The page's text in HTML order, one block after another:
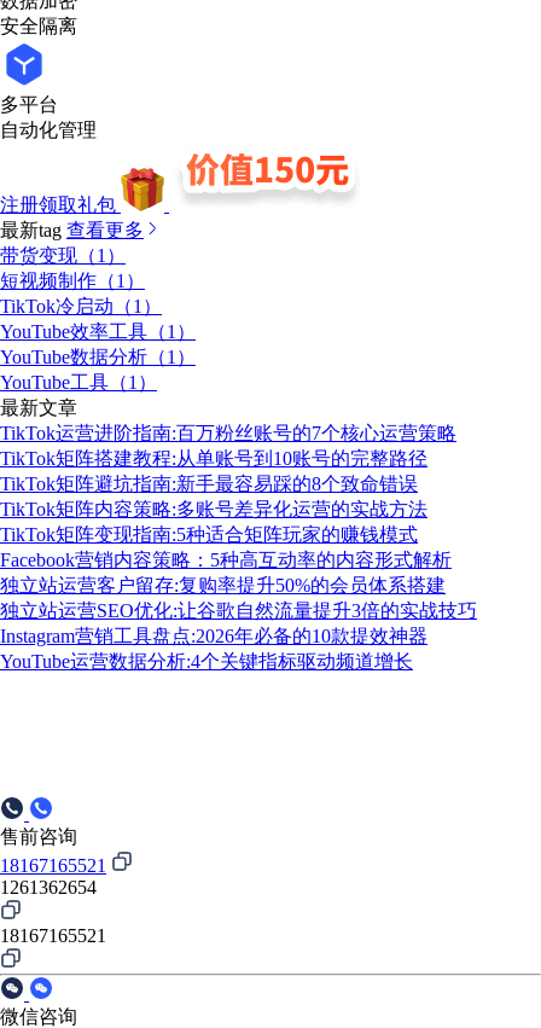
安全隔离
多平台
自动化管理
注册领取礼包
最新tag 查看更多
带货变现（1）
短视频制作（1）
TikTok冷启动（1）
YouTube效率工具（1）
YouTube数据分析（1）
YouTube工具（1）
最新文章
TikTok运营进阶指南:百万粉丝账号的7个核心运营策略
TikTok矩阵搭建教程:从单账号到10账号的完整路径
TikTok矩阵避坑指南:新手最容易踩的8个致命错误
TikTok矩阵内容策略:多账号差异化运营的实战方法
TikTok矩阵变现指南:5种适合矩阵玩家的赚钱模式
Facebook营销内容策略：5种高互动率的内容形式解析
独立站运营客户留存:复购率提升50%的会员体系搭建
独立站运营SEO优化:让谷歌自然流量提升3倍的实战技巧
Instagram营销工具盘点:2026年必备的10款提效神器
YouTube运营数据分析:4个关键指标驱动频道增长
售前咨询
18167165521
1261362654
18167165521
微信咨询